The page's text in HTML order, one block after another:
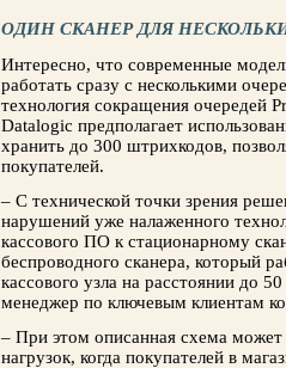
ОДИН СКАНЕР ДЛЯ
Интересно, что современные
работать сразу с несколькими
технология сокращения очередей
Datalogic предполагает
хранить до 300 штрихкодов,
покупателей.
– С технической точки зрения
нарушений уже налаженного
кассового ПО к стационарному
беспроводного сканера, который
кассового узла на расстоянии до
менеджер по ключевым клиентам
– При этом описанная схема
нагрузок, когда покупателей в